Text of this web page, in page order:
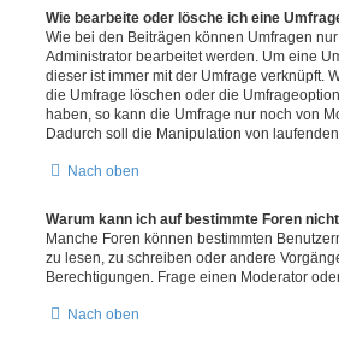
Wie bearbeite oder lösche ich eine
Wie bei den Beiträgen können Umfragen
Administrator bearbeitet werden. Um eine
dieser ist immer mit der Umfrage verknüpft.
die Umfrage löschen oder die
haben, so kann die Umfrage nur noch von
Dadurch soll die Manipulation von
Nach oben
Warum kann ich auf bestimmte Foren
Manche Foren können bestimmten
zu lesen, zu schreiben oder andere
Berechtigungen. Frage einen Moderator
Nach oben